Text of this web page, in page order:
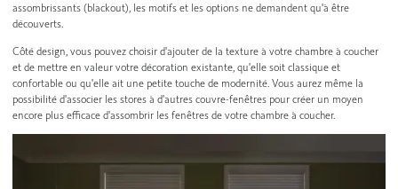
assombrissants (blackout), les motifs et les options ne demandent qu'à être
découverts.
Côté design, vous pouvez choisir d'ajouter de la texture à votre chambre à coucher
et de mettre en valeur votre décoration existante, qu'elle soit classique et
confortable ou qu'elle ait une petite touche de modernité. Vous aurez même la
possibilité d'associer les stores à d'autres couvre-fenêtres pour créer un moyen
encore plus efficace d'assombrir les fenêtres de votre chambre à coucher.